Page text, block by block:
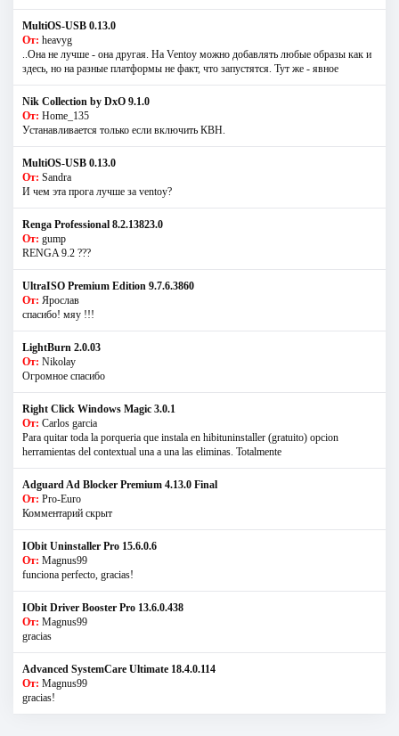
MultiOS-USB 0.13.0
От: heavyg
..Она не лучше - она другая. На Ventoy можно добавлять любые образы как и
здесь, но на разные платформы не факт, что запустятся. Тут же - явное
Nik Collection by DxO 9.1.0
От: Home_135
Устанавливается только если включить КВН.
MultiOS-USB 0.13.0
От: Sandra
И чем эта прога лучше за ventoy?
Renga Professional 8.2.13823.0
От: gump
RENGA 9.2 ???
UltraISO Premium Edition 9.7.6.3860
От: Ярослав
спасибо! мяу !!!
LightBurn 2.0.03
От: Nikolay
Огромное спасибо
Right Click Windows Magic 3.0.1
От: Carlos garcia
Para quitar toda la porqueria que instala en hibituninstaller (gratuito) opcion
herramientas del contextual una a una las eliminas. Totalmente
Adguard Ad Blocker Premium 4.13.0 Final
От: Pro-Euro
Комментарий скрыт
IObit Uninstaller Pro 15.6.0.6
От: Magnus99
funciona perfecto, gracias!
IObit Driver Booster Pro 13.6.0.438
От: Magnus99
gracias
Advanced SystemCare Ultimate 18.4.0.114
От: Magnus99
gracias!